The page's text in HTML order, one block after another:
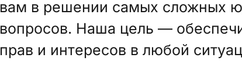
вам в решении самых сложных
вопросов. Наша цель —
прав и интересов в любой